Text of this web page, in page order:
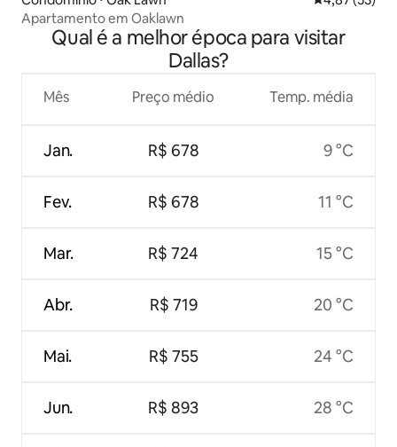
Apartamento em Oaklawn
Qual é a melhor época para visitar
Dallas?
Mês
Jan.
Fev.
Mar.
Abr.
Mai.
Jun.
Preço médio
R$ 678
R$ 678
R$ 724
R$ 719
R$ 755
R$ 893
Temp. média
9 °C
11 °C
15 °C
20 °C
24 °C
28 °C